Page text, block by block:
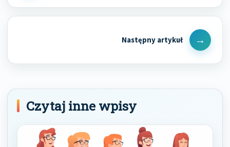
Next
Post
Czytaj inne wpisy